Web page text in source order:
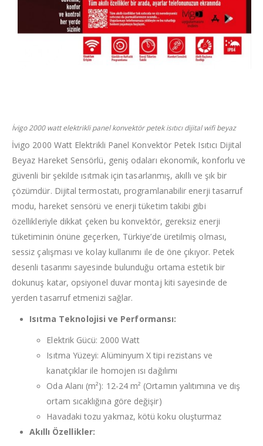
İvigo 2000 watt elektrikli panel konvektör petek isıtıcı dijital wifi beyaz
İvigo 2000 Watt Elektrikli Panel Konvektör Petek Isıtıcı Dijital
Beyaz Hareket Sensörlü, geniş odaları ekonomik, konforlu ve
güvenli bir şekilde ısıtmak için tasarlanmış, akıllı ve şık bir
çözümdür. Dijital termostatı, programlanabilir enerji tasarruf
modu, hareket sensörü ve enerji tüketim takibi gibi
özellikleriyle dikkat çeken bu konvektör, gereksiz enerji
tüketiminin önüne geçerken, Türkiye’de üretilmiş olması,
sessiz çalışması ve kolay kullanımı ile de öne çıkıyor. Petek
desenli tasarımı sayesinde bulunduğu ortama estetik bir
dokunuş katar, opsiyonel duvar montaj kiti sayesinde de
yerden tasarruf etmenizi sağlar.
Isıtma Teknolojisi ve Performansı:
Elektrik Gücü: 2000 Watt
Isıtma Yüzeyi: Alüminyum X tipi rezistans ve
kanatçıklar ile homojen ısı dağılımı
Oda Alanı (m²): 12-24 m² (Ortamın yalıtımına ve dış
ortam sıcaklığına göre değişir)
Havadaki tozu yakmaz, kötü koku oluşturmaz
Akıllı Özellikler: